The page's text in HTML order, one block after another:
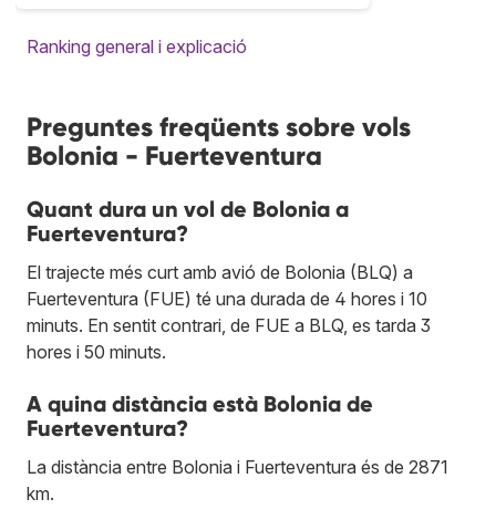
Ranking general i explicació
Preguntes freqüents sobre vols
Bolonia - Fuerteventura
Quant dura un vol de Bolonia a
Fuerteventura?
El trajecte més curt amb avió de Bolonia (BLQ) a
Fuerteventura (FUE) té una durada de 4 hores i 10
minuts. En sentit contrari, de FUE a BLQ, es tarda 3
hores i 50 minuts.
A quina distància està Bolonia de
Fuerteventura?
La distància entre Bolonia i Fuerteventura és de 2871
km.